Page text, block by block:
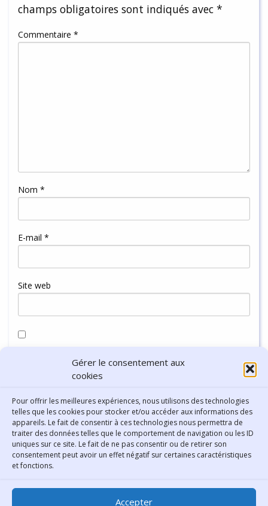
Gérer le consentement aux
cookies
Pour offrir les meilleures expériences, nous utilisons des technologies
telles que les cookies pour stocker et/ou accéder aux informations des
appareils. Le fait de consentir à ces technologies nous permettra de
traiter des données telles que le comportement de navigation ou les ID
uniques sur ce site. Le fait de ne pas consentir ou de retirer son
consentement peut avoir un effet négatif sur certaines caractéristiques
et fonctions.
Accepter
champs obligatoires sont indiqués avec *
Commentaire *
Nom *
E-mail *
Site web
navigateur pour mon prochain commentaire.
Bibliothèque municipale de